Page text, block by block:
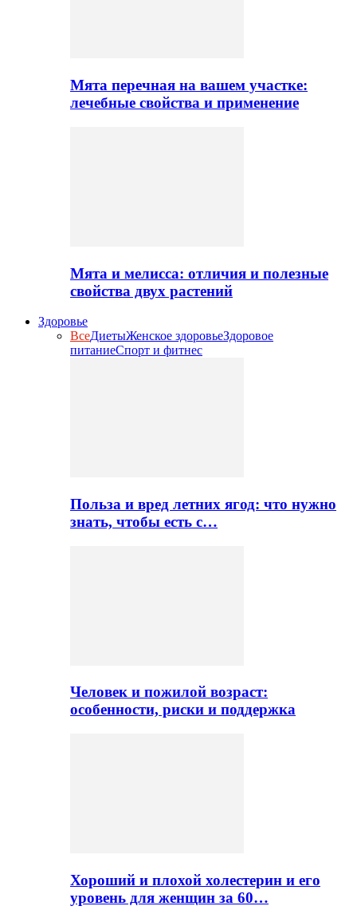
Мята перечная на вашем участке:
лечебные свойства и применение
Мята и мелисса: отличия и полезные
свойства двух растений
Здоровье
ВсеДиетыЖенское здоровьеЗдоровое
питаниеСпорт и фитнес
Польза и вред летних ягод: что нужно
знать, чтобы есть с…
Человек и пожилой возраст:
особенности, риски и поддержка
Хороший и плохой холестерин и его
уровень для женщин за 60…